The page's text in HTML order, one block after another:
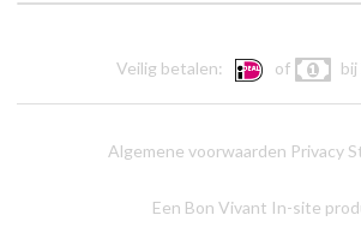
Veilig betalen: of
Algemene voorwaarden Privacy
Een Bon Vivant In-site